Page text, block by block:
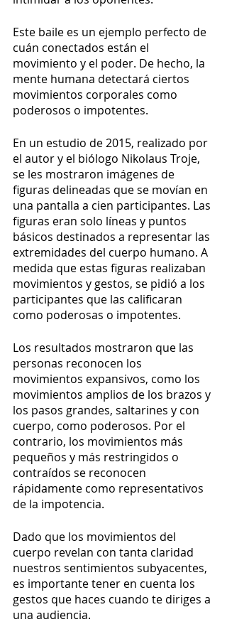
Este baile es un ejemplo perfecto de
cuán conectados están el
movimiento y el poder. De hecho, la
mente humana detectará ciertos
movimientos corporales como
poderosos o impotentes.
En un estudio de 2015, realizado por
el autor y el biólogo Nikolaus Troje,
se les mostraron imágenes de
figuras delineadas que se movían en
una pantalla a cien participantes. Las
figuras eran solo líneas y puntos
básicos destinados a representar las
extremidades del cuerpo humano. A
medida que estas figuras realizaban
movimientos y gestos, se pidió a los
participantes que las calificaran
como poderosas o impotentes.
Los resultados mostraron que las
personas reconocen los
movimientos expansivos, como los
movimientos amplios de los brazos y
los pasos grandes, saltarines y con
cuerpo, como poderosos. Por el
contrario, los movimientos más
pequeños y más restringidos o
contraídos se reconocen
rápidamente como representativos
de la impotencia.
Dado que los movimientos del
cuerpo revelan con tanta claridad
nuestros sentimientos subyacentes,
es importante tener en cuenta los
gestos que haces cuando te diriges a
una audiencia.